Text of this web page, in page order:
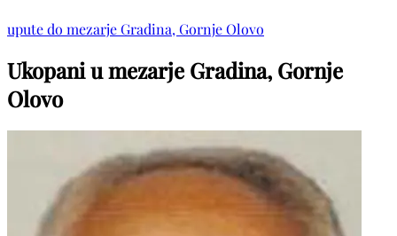
upute do mezarje Gradina, Gornje Olovo
Ukopani u mezarje Gradina, Gornje
Olovo